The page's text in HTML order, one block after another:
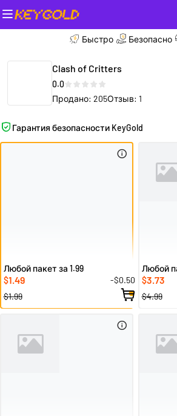
Быстро Безопасно
Clash of Critters
0.0
Продано: 205Отзыв: 1
Гарантия безопасности KeyGold
Любой пакет за 1.99
$1.49
-$0.50
$1.99
Любой
$3.73
$4.99